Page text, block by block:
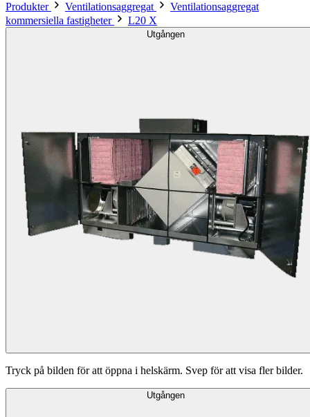
Produkter Ventilationsaggregat
Ventilationsaggregat
kommersiella fastigheter
L20 X
Utgången
Tryck på bilden för att öppna i helskärm. Svep för att visa fler bilder.
Utgången